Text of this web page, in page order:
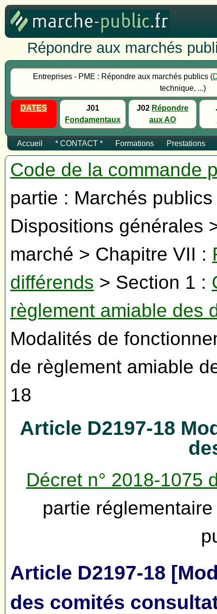
Répondre aux marchés
Entreprises - PME : Répondre aux marchés publics (
technique, ...)
DATES
J01
Fondamentaux
J02 Répondre
aux AO
Accueil * CONTACT * Formations Prestations
Code de la commande
partie : Marchés
Dispositions générales
marché > Chapitre VII :
différends > Section 1 :
règlement amiable des
Modalités de
de règlement amiable
18
Article D2197-18
Décret n° 2018-1075
partie
Article D2197-18
des comités